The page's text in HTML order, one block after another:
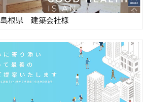
島根県 建築会社様